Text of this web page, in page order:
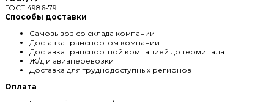
ГОСТ 4986-79
Способы доставки
Самовывоз со склада компании
Доставка транспортом компании
Доставка транспортной компанией до терминала
Ж/д и авиаперевозки
Доставка для труднодоступных регионов
Оплата